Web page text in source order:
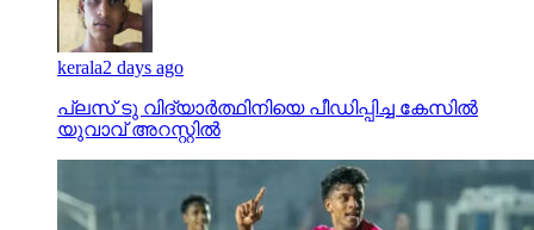
kerala2 days ago
പ്ലസ് ടു വിദ്യാര്‍ത്ഥിനിയെ പീഡിപ്പിച്ച കേസില്‍
യുവാവ് അറസ്റ്റില്‍